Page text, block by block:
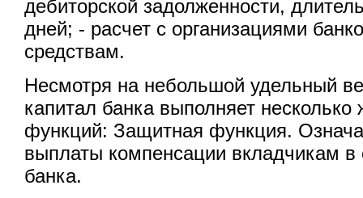
дебиторской задолженности,
дней; - расчет с организациями
средствам.
Несмотря на небольшой удельный
капитал банка выполняет
функций: Защитная функция.
выплаты компенсации вкладчикам в
банка.